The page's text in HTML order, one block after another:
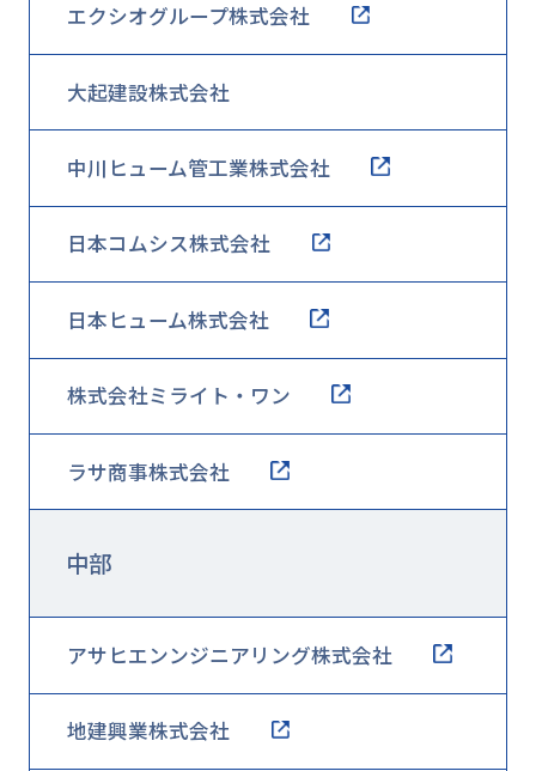
エクシオグループ株式会社
大起建設株式会社
中川ヒューム管工業株式会社
日本コムシス株式会社
日本ヒューム株式会社
株式会社ミライト・ワン
ラサ商事株式会社
中部
アサヒエンンジニアリング株式会社
地建興業株式会社